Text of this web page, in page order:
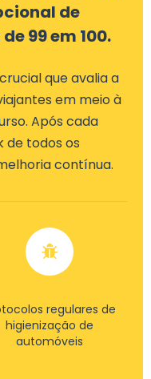
de
99 em 100.
que avalia a
em meio à
Após cada
de todos os
contínua.
regulares de
higienização de
automóveis